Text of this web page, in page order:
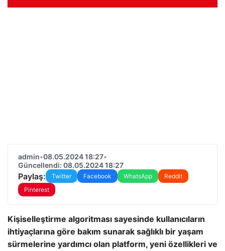
admin•08.05.2024 18:27•
Güncellendi: 08.05.2024 18:27
Paylaş: Twitter Facebook WhatsApp
Reddit
Pinterest
Kişiselleştirme algoritması sayesinde kullanıcıların
ihtiyaçlarına göre bakım sunarak sağlıklı bir yaşam
sürmelerine yardımcı olan platform, yeni özellikleri ve